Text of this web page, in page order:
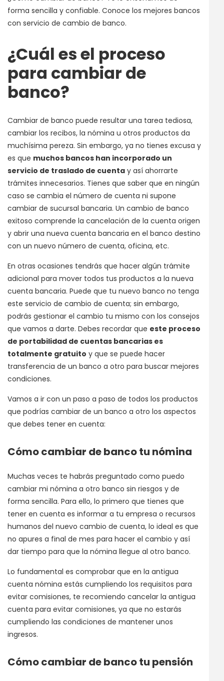
forma sencilla y confiable. Conoce los mejores bancos
con servicio de cambio de banco.
¿Cuál es el proceso
para cambiar de
banco?
Cambiar de banco puede resultar una tarea tediosa,
cambiar los recibos, la nómina u otros productos da
muchísima pereza. Sin embargo, ya no tienes excusa y
es que muchos bancos han incorporado un
servicio de traslado de cuenta y así ahorrarte
trámites innecesarios. Tienes que saber que en ningún
caso se cambia el número de cuenta ni supone
cambiar de sucursal bancaria. Un cambio de banco
exitoso comprende la cancelación de la cuenta origen
y abrir una nueva cuenta bancaria en el banco destino
con un nuevo número de cuenta, oficina, etc.
En otras ocasiones tendrás que hacer algún trámite
adicional para mover todos tus productos a la nueva
cuenta bancaria. Puede que tu nuevo banco no tenga
este servicio de cambio de cuenta; sin embargo,
podrás gestionar el cambio tu mismo con los consejos
que vamos a darte. Debes recordar que este proceso
de portabilidad de cuentas bancarias es
totalmente gratuito y que se puede hacer
transferencia de un banco a otro para buscar mejores
condiciones.
Vamos a ir con un paso a paso de todos los productos
que podrías cambiar de un banco a otro los aspectos
que debes tener en cuenta:
Cómo cambiar de banco tu nómina
Muchas veces te habrás preguntado como puedo
cambiar mi nómina a otro banco sin riesgos y de
forma sencilla. Para ello, lo primero que tienes que
tener en cuenta es informar a tu empresa o recursos
humanos del nuevo cambio de cuenta, lo ideal es que
no apures a final de mes para hacer el cambio y así
dar tiempo para que la nómina llegue al otro banco.
Lo fundamental es comprobar que en la antigua
cuenta nómina estás cumpliendo los requisitos para
evitar comisiones, te recomiendo cancelar la antigua
cuenta para evitar comisiones, ya que no estarás
cumpliendo las condiciones de mantener unos
ingresos.
Cómo cambiar de banco tu pensión